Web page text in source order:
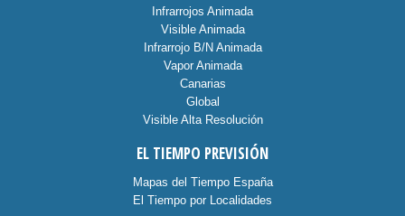
Infrarrojos Animada
Visible Animada
Infrarrojo B/N Animada
Vapor Animada
Canarias
Global
Visible Alta Resolución
EL TIEMPO PREVISIÓN
Mapas del Tiempo España
El Tiempo por Localidades